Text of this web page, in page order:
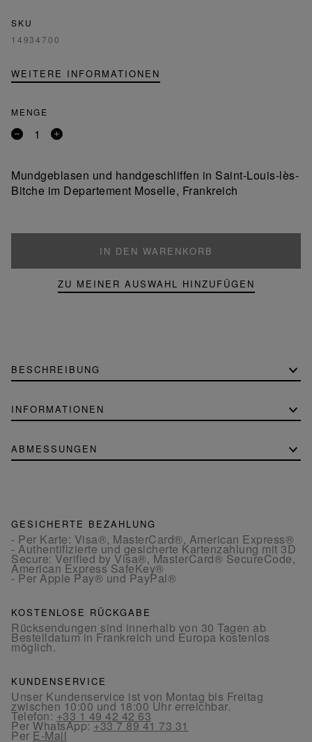
SKU
14934700
WEITERE INFORMATIONEN
MENGE
Entfernen
Produkt
Ein
Mundgeblasen und handgeschliffen in Saint-Louis-lès-
Bitche im Departement Moselle, Frankreich
IN DEN WARENKORB
ZU MEINER AUSWAHL HINZUFÜGEN
BESCHREIBUNG
INFORMATIONEN
ABMESSUNGEN
GESICHERTE BEZAHLUNG
- Per Karte: Visa®, MasterCard®, American Express®
- Authentifizierte und gesicherte Kartenzahlung mit 3D
Secure: Verified by Visa®, MasterCard® SecureCode,
American Express SafeKey®
- Per Apple Pay® und PayPal®
KOSTENLOSE RÜCKGABE
Rücksendungen sind innerhalb von 30 Tagen ab
Bestelldatum in Frankreich und Europa kostenlos
möglich.
KUNDENSERVICE
Unser Kundenservice ist von Montag bis Freitag
zwischen 10:00 und 18:00 Uhr erreichbar.
Telefon:+33 1 49 42 42 63
Per WhatsApp:+33 7 89 41 73 31
Per E-Mail